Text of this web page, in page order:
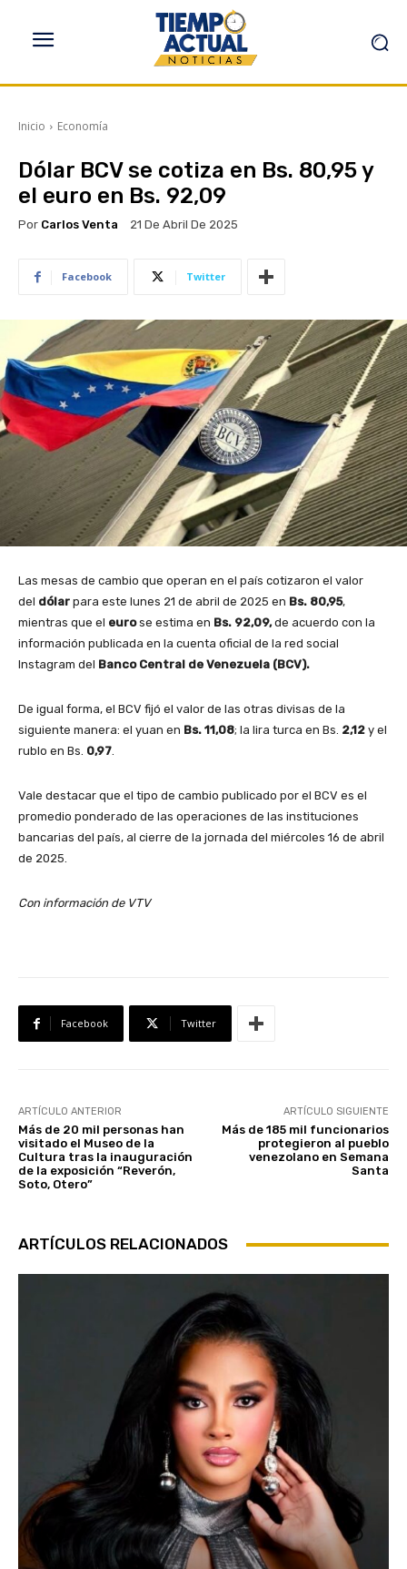
Inicio Economía
Dólar BCV se cotiza en Bs. 80,95 y
el euro en Bs. 92,09
Por Carlos Venta 21 De Abril De 2025
Facebook Twitter
Las mesas de cambio que operan en el país cotizaron el valor
del dólar para este lunes 21 de abril de 2025 en Bs. 80,95,
mientras que el eurose estima en Bs. 92,09,de acuerdo con la
información publicada en la cuenta oficial de la red social
Instagram del Banco Central de Venezuela (BCV).
De igual forma, el BCV fijó el valor de las otras divisas de la
siguiente manera: el yuan en Bs. 11,08; la lira turca en Bs. 2,12 y el
rublo en Bs. 0,97.
Vale destacar que el tipo de cambio publicado por el BCV es el
promedio ponderado de las operaciones de las instituciones
bancarias del país, al cierre de la jornada del miércoles 16 de abril
de 2025.
Con información de VTV
Facebook Twitter
ARTÍCULO ANTERIOR
Más de 20 mil personas han
visitado el Museo de la
Cultura tras la inauguración
de la exposición “Reverón,
Soto, Otero”
ARTÍCULO SIGUIENTE
Más de 185 mil funcionarios
protegieron al pueblo
venezolano en Semana
Santa
ARTÍCULOS RELACIONADOS